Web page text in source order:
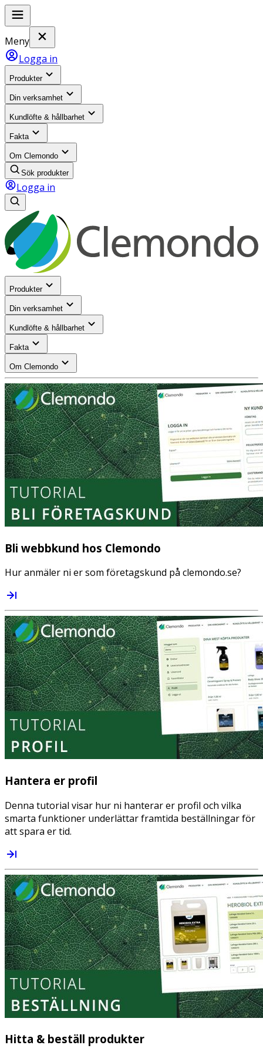
Meny
Logga in
Produkter
Din verksamhet
Kundlöfte & hållbarhet
Fakta
Om Clemondo
Sök produkter
Logga in
Produkter
Din verksamhet
Kundlöfte & hållbarhet
Fakta
Om Clemondo
Bli webbkund hos Clemondo
Hur anmäler ni er som företagskund på clemondo.se?
Hantera er profil
Denna tutorial visar hur ni hanterar er profil och vilka
smarta funktioner underlättar framtida beställningar för
att spara er tid.
Hitta & beställ produkter